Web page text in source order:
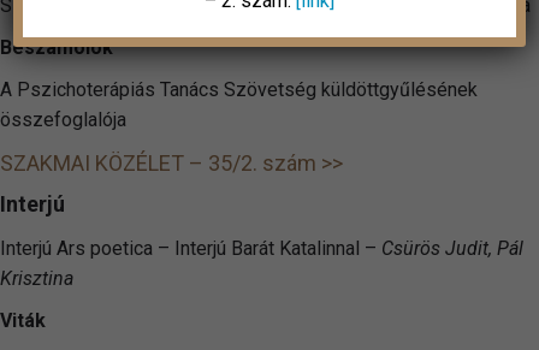
Szakpszichológus-képzések – Demetrovics Hanna, Kakuk Zita
Beszámolók
A Pszichoterápiás Tanács Szövetség küldöttgyűlésének
összefoglalója
SZAKMAI KÖZÉLET – 35/2. szám >>
Interjú
Interjú Ars poetica – Interjú Barát Katalinnal – Csürös Judit, Pál
Krisztina
Viták